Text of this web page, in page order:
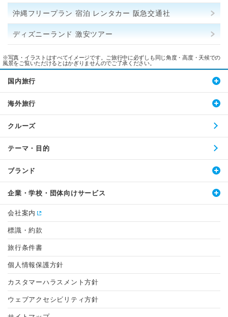
沖縄フリープラン 宿泊 レンタカー 阪急交通社
ディズニーランド 激安ツアー
※写真・イラストはすべてイメージです。ご旅行中に必ずしも同じ角度・高度・天候での
風景をご覧いただけるとはかぎりませんのでご了承ください。
国内旅行
海外旅行
クルーズ
テーマ・目的
ブランド
企業・学校・団体向けサービス
会社案内
標識・約款
旅行条件書
個人情報保護方針
カスタマーハラスメント方針
ウェブアクセシビリティ方針